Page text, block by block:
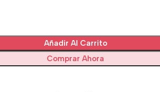
Añadir Al Carrito
Comprar Ahora